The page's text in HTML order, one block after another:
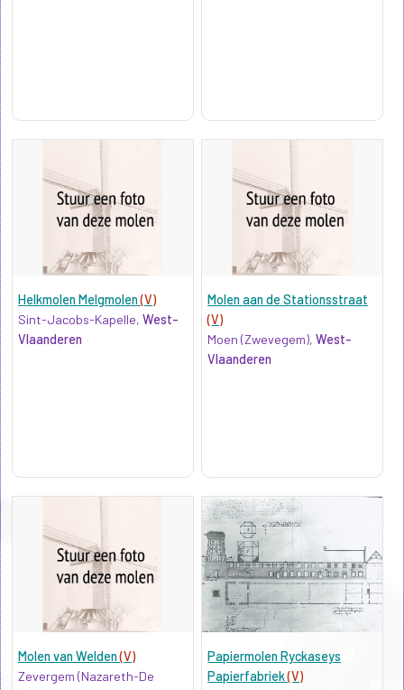
Helkmolen Melgmolen(V)
Sint-Jacobs-Kapelle, West-
Vlaanderen
Molen aan de Stationsstraat
(V)
Moen (Zwevegem),West-
Vlaanderen
Molen van Welden(V)
Zevergem (Nazareth-De
Papiermolen Ryckaseys
Papierfabriek(V)